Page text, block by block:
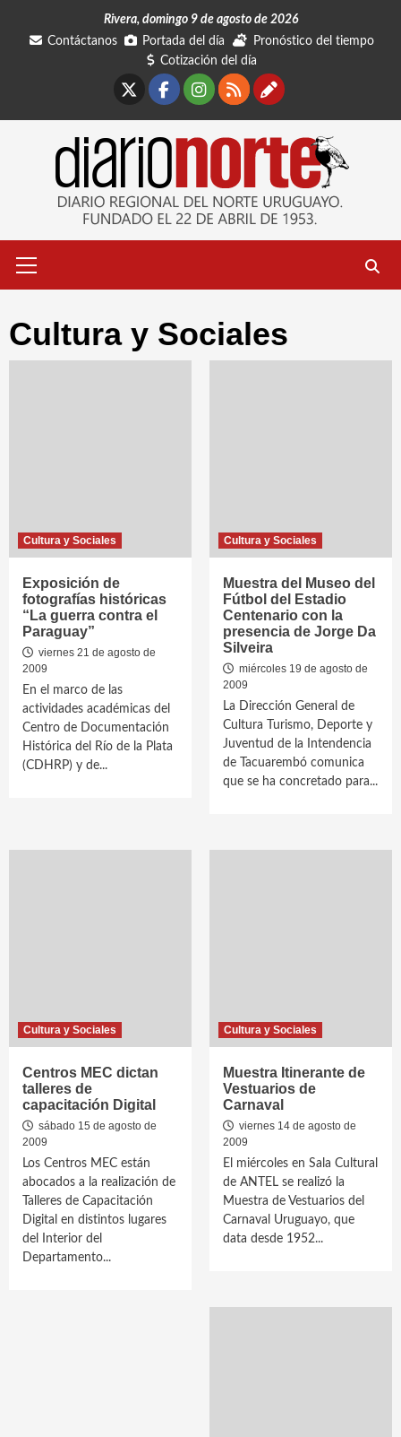
Rivera, domingo 9 de agosto de 2026
Contáctanos
Portada del día
Pronóstico del tiempo
Cotización del día
Facebook
Instagram
RSSContáctanos
primario
Cultura y Sociales
Cultura y Sociales
Exposición de
fotografías históricas
“La guerra contra el
Paraguay”
viernes 21 de agosto de
2009
En el marco de las
actividades académicas del
Centro de Documentación
Histórica del Río de la Plata
(CDHRP) y de...
Cultura y Sociales
Muestra del Museo del
Fútbol del Estadio
Centenario con la
presencia de Jorge Da
Silveira
miércoles 19 de agosto de
2009
La Dirección General de
Cultura Turismo, Deporte y
Juventud de la Intendencia
de Tacuarembó comunica
que se ha concretado para...
Cultura y Sociales
Centros MEC dictan
talleres de
capacitación Digital
sábado 15 de agosto de
2009
Los Centros MEC están
abocados a la realización de
Talleres de Capacitación
Digital en distintos lugares
del Interior del
Departamento...
Cultura y Sociales
Muestra Itinerante de
Vestuarios de
Carnaval
viernes 14 de agosto de
2009
El miércoles en Sala Cultural
de ANTEL se realizó la
Muestra de Vestuarios del
Carnaval Uruguayo, que
data desde 1952...